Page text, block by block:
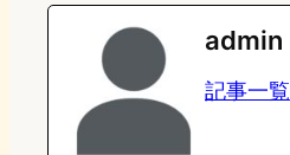
e
t
o
d
e
s
k
admin
記事一覧